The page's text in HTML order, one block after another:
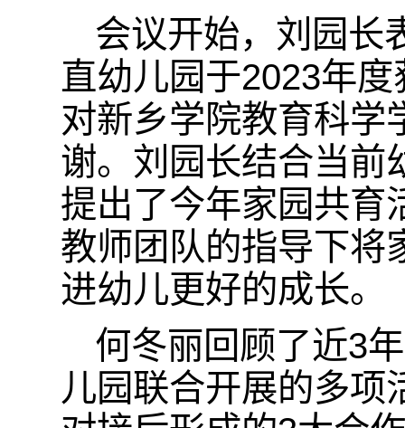
会议开始，刘园长
直幼儿园于2023年
对新乡学院教育科学
谢。刘园长结合当前
提出了今年家园共育
教师团队的指导下将
进幼儿更好的成长。
何冬丽回顾了近3
儿园联合开展的多项